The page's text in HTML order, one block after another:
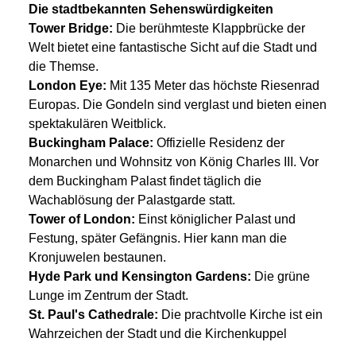
Die stadtbekannten Sehenswürdigkeiten
Tower Bridge: Die berühmteste Klappbrücke der
Welt bietet eine fantastische Sicht auf die Stadt und
die Themse.
London Eye: Mit 135 Meter das höchste Riesenrad
Europas. Die Gondeln sind verglast und bieten einen
spektakulären Weitblick.
Buckingham Palace: Offizielle Residenz der
Monarchen und Wohnsitz von König Charles III. Vor
dem Buckingham Palast findet täglich die
Wachablösung der Palastgarde statt.
Tower of London: Einst königlicher Palast und
Festung, später Gefängnis. Hier kann man die
Kronjuwelen bestaunen.
Hyde Park und Kensington Gardens: Die grüne
Lunge im Zentrum der Stadt.
St. Paul's Cathedrale: Die prachtvolle Kirche ist ein
Wahrzeichen der Stadt und die Kirchenkuppel